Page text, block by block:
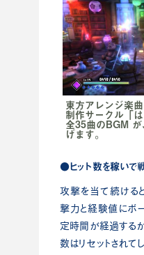
東⽅アレンジ楽
制作サークル「
全35曲のBGM
げます。
●ヒット数を稼いで
攻撃を当て続ける
撃⼒と経験値にボ
定時間が経過するか
数はリセットされてし